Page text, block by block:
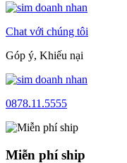
Chat với chúng tôi
Góp ý, Khiếu nại
0878.11.5555
Miễn phí ship